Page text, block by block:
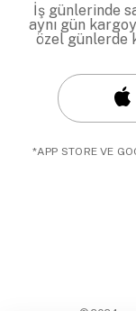
İş günlerinde
aynı gün
özel günlerde
*APP STORE VE